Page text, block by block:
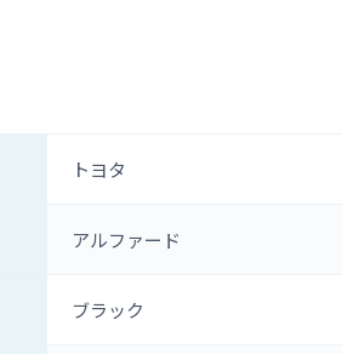
トヨタ
アルファード
ブラック